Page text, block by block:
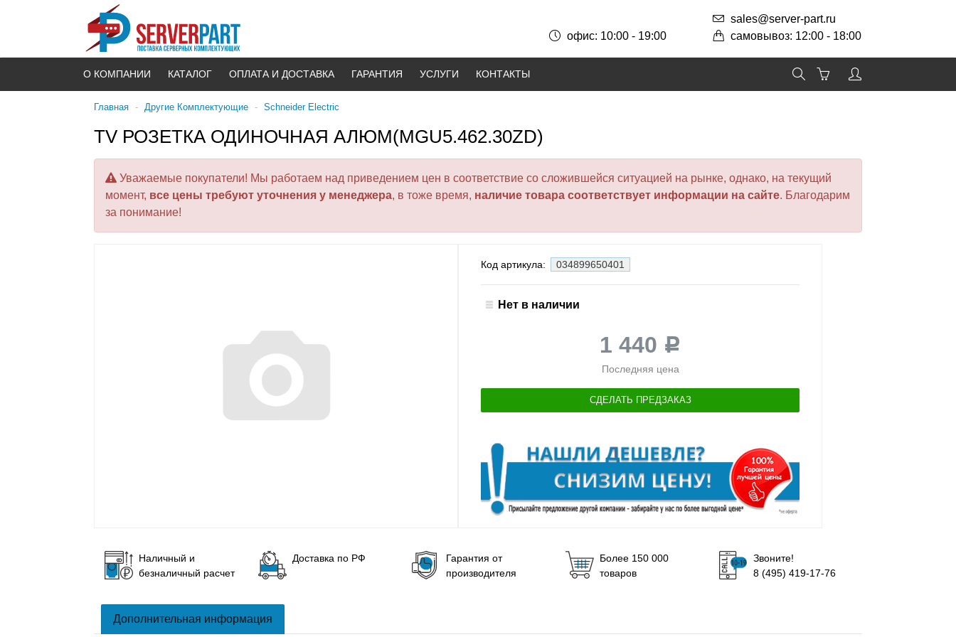
sales@server-part.ru
самовывоз: 12:00 - 18:00
офис: 10:00 - 19:00
О КОМПАНИИ КАТАЛОГ ОПЛАТА И ДОСТАВКА ГАРАНТИЯ УСЛУГИ КОНТАКТЫ
Главная - Другие Комплектующие - Schneider Electric
TV РОЗЕТКА ОДИНОЧНАЯ АЛЮМ(MGU5.462.30ZD)
Уважаемые покупатели! Мы работаем над приведением цен в соответствие со сложившейся ситуацией на рынке, однако, на текущий
момент, все цены требуют уточнения у менеджера, в тоже время, наличие товара соответствует информации на сайте. Благодарим
за понимание!
Код артикула: 034899650401
Нет в наличии
1 440 Р
Последняя цена
СДЕЛАТЬ ПРЕДЗАКАЗ
Наличный и
безналичный расчет
Доставка по РФ
Гарантия от
производителя
Более 150 000
товаров
Звоните!
8 (495) 419-17-76
Дополнительная информация